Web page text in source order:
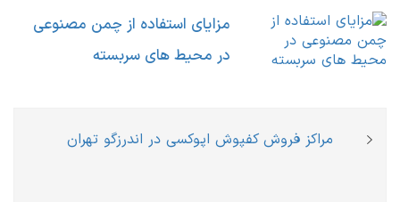
مزایای استفاده از چمن مصنوعی
در محیط های سربسته
راهبریPrevious
مراکز فروش کفپوش اپوکسی در اندرزگو تهران